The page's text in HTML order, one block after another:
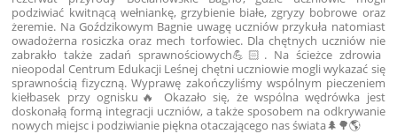
podziwiać kwitnącą wełniankę, grzybienie białe, zgryzy bobrowe oraz
żeremie. Na Goździkowym Bagnie uwagę uczniów przykuła natomiast
owadożerna rosiczka oraz mech torfowiec. Dla chętnych uczniów nie
zabrakło także zadań sprawnościowych💪🏻. Na ścieżce zdrowia
nieopodal Centrum Edukacji Leśnej chętni uczniowie mogli wykazać się
sprawnością fizyczną. Wyprawę zakończyliśmy wspólnym pieczeniem
kiełbasek przy ognisku🔥 Okazało się, że wspólna wędrówka jest
doskonałą formą integracji uczniów, a także sposobem na odkrywanie
nowych miejsc i podziwianie piękna otaczającego nas świata🌲🌳🌎